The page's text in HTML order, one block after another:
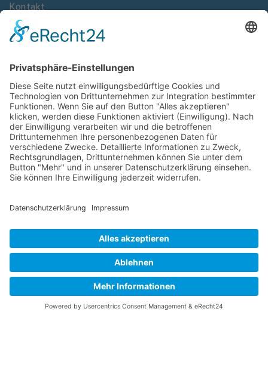
Kontakt
DOWNLOADS
Imagebroschüre Dr. Ralph Oehler
AAB Allgemeine Auftragsbedingungen
AKTUELLE STELLENANGEBOTE
Lohn- und Gehaltsbuchhalter (m/w/d)
Steuer­­fach­­angestellter (m/w/d)
Steuer­berater (m/w/d)
Steuer­fachwirt (m/w/d)
Steuerberater/Wirtschaftsprüfer (m/w/d)